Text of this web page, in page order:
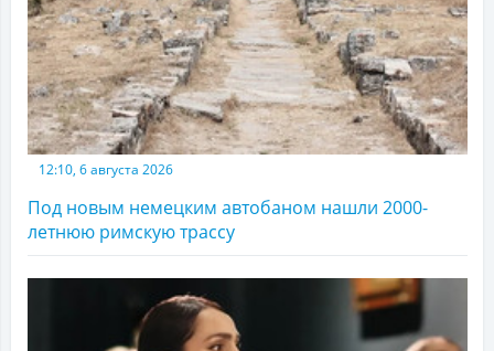
12:10, 6 августа 2026
Под новым немецким автобаном нашли 2000-
летнюю римскую трассу